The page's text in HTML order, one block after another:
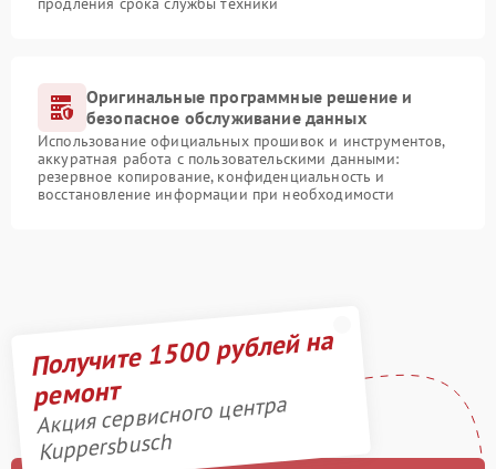
Оригинальные программные решение и
безопасное обслуживание данных
Использование официальных прошивок и инструментов,
аккуратная работа с пользовательскими данными:
резервное копирование, конфиденциальность и
восстановление информации при необходимости
Получите 1500 рублей на
ремонт
Акция сервисного центра
Kuppersbusch